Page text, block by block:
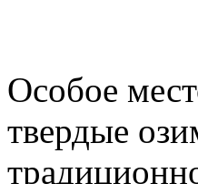
Особое
твердые